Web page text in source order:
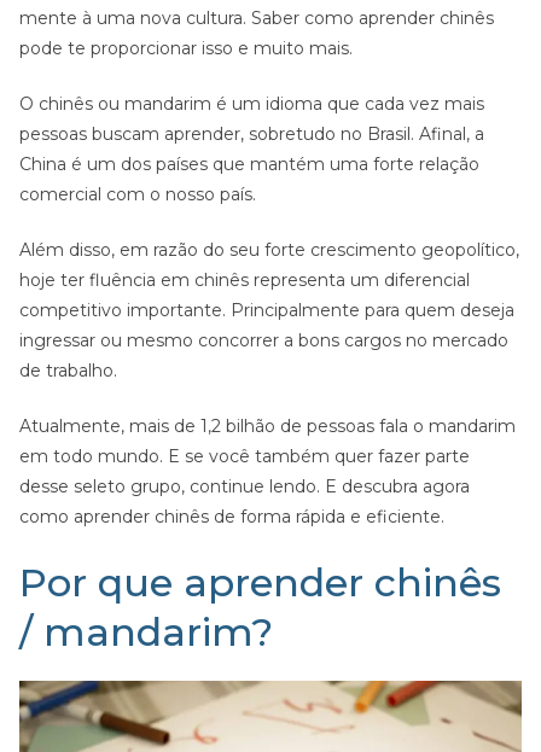
mente à uma nova cultura. Saber como aprender chinês
pode te proporcionar isso e muito mais.
O chinês ou mandarim é um idioma que cada vez mais
pessoas buscam aprender, sobretudo no Brasil. Afinal, a
China é um dos países que mantém uma forte relação
comercial com o nosso país.
Além disso, em razão do seu forte crescimento geopolítico,
hoje ter fluência em chinês representa um diferencial
competitivo importante. Principalmente para quem deseja
ingressar ou mesmo concorrer a bons cargos no mercado
de trabalho.
Atualmente, mais de 1,2 bilhão de pessoas fala o mandarim
em todo mundo. E se você também quer fazer parte
desse seleto grupo, continue lendo. E descubra agora
como aprender chinês de forma rápida e eficiente.
Por que aprender chinês
/ mandarim?